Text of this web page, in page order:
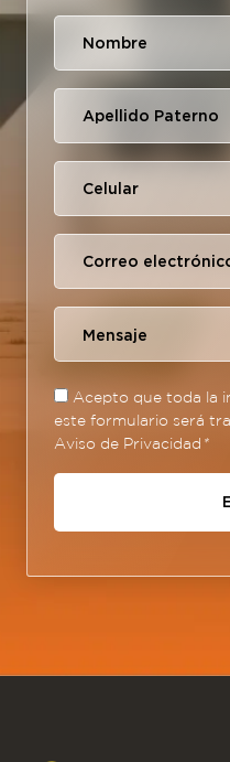
Acepto que toda la
este formulario será
Aviso de Privacidad *